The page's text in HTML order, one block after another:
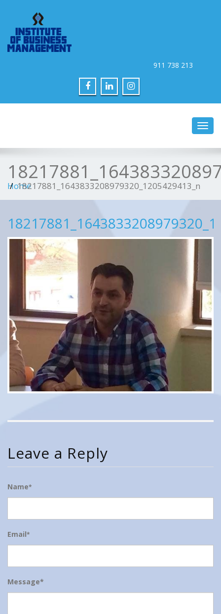
Toggle
Home
18217881_1643833208979320_1205429413_n
Leave a Reply
Name*
Email*
Message*